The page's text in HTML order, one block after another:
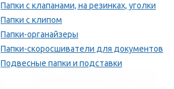
Папки с клапанами, на резинках, уголки
Папки с клипом
Папки-органайзеры
Папки-скоросшиватели для документов
Подвесные папки и подставки